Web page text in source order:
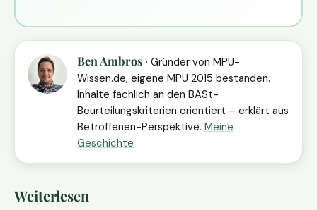
Ben Ambros · Gründer von MPU-
Wissen.de, eigene MPU 2015 bestanden.
Inhalte fachlich an den BASt-
Beurteilungskriterien orientiert – erklärt aus
Betroffenen-Perspektive. Meine
Geschichte
Weiterlesen